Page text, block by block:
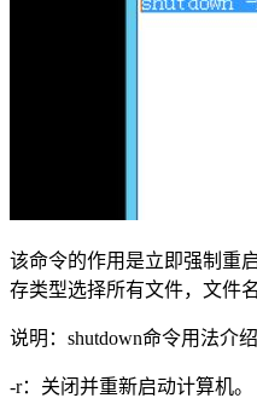
该命令的作用是立即强制重
存类型选择所有文件，文件名
说明：shutdown命令用法介绍
-r：关闭并重新启动计算机。